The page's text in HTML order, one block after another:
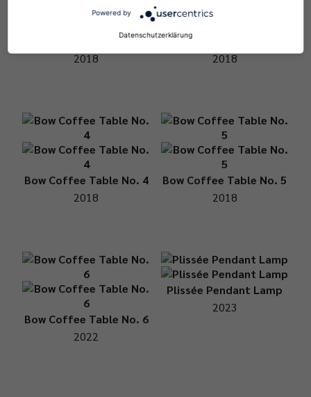
Bow Coffee Table No. 2
2018
Bow Coffee Table No. 3
2018
Bow Coffee Table No. 4
2018
Bow Coffee Table No. 5
2018
Bow Coffee Table No. 6
2022
Plissée Pendant Lamp
2023
Powered by
Datenschutzerklärung